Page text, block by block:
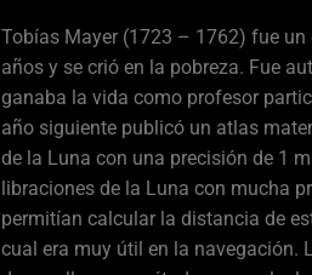
Tobías Mayer (1723 – 1762) fue
años y se crió en la pobreza. Fue
ganaba la vida como profesor
año siguiente publicó un atlas
de la Luna con una precisión de 1
libraciones de la Luna con mucha
permitían calcular la distancia de
cual era muy útil en la navegación.